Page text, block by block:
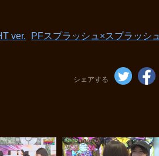
ver.
PFスプラッシュ×スプラッシュ
シェアする